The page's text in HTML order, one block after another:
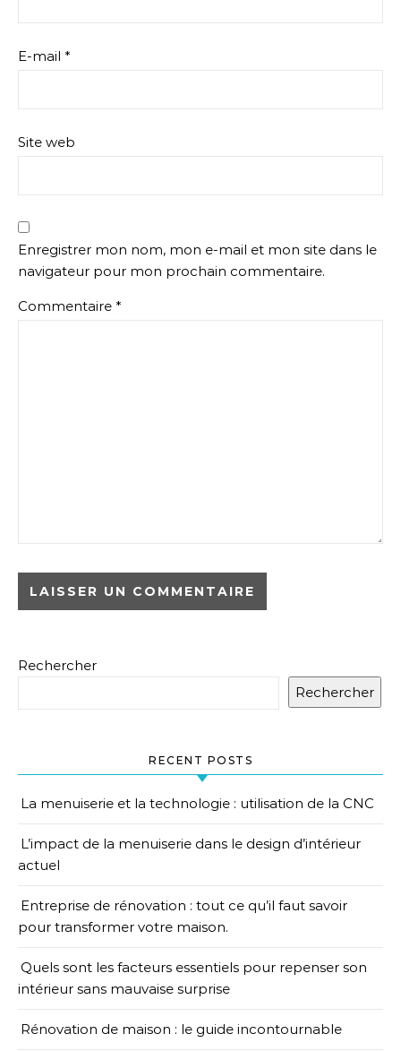
E-mail *
Site web
Enregistrer mon nom, mon e-mail et mon site dans le
navigateur pour mon prochain commentaire.
Commentaire *
Rechercher
Rechercher
RECENT POSTS
La menuiserie et la technologie : utilisation de la CNC
L’impact de la menuiserie dans le design d’intérieur
actuel
Entreprise de rénovation : tout ce qu’il faut savoir
pour transformer votre maison.
Quels sont les facteurs essentiels pour repenser son
intérieur sans mauvaise surprise
Rénovation de maison : le guide incontournable